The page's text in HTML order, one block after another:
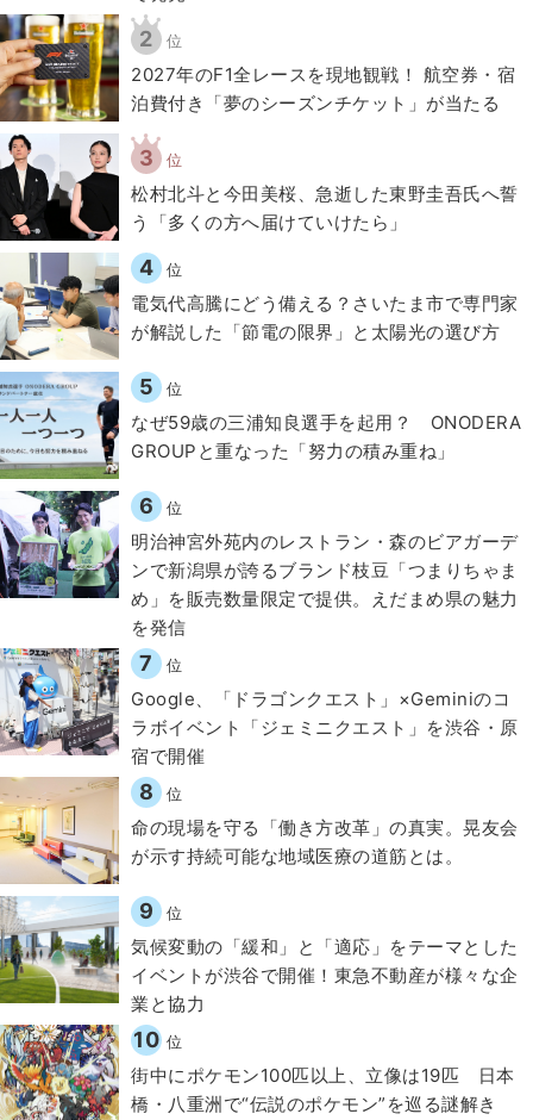
2 位
2027年のF1全レースを現地観戦！ 航空券・宿
泊費付き「夢のシーズンチケット」が当たる
3 位
松村北斗と今田美桜、急逝した東野圭吾氏へ誓
う「多くの方へ届けていけたら」
4 位
電気代高騰にどう備える？さいたま市で専門家
が解説した「節電の限界」と太陽光の選び方
5 位
なぜ59歳の三浦知良選手を起用？ ONODERA
GROUPと重なった「努力の積み重ね」
6 位
明治神宮外苑内のレストラン・森のビアガーデ
ンで新潟県が誇るブランド枝豆「つまりちゃま
め」を販売数量限定で提供。えだまめ県の魅力
を発信
7 位
Google、「ドラゴンクエスト」×Geminiのコ
ラボイベント「ジェミニクエスト」を渋谷・原
宿で開催
8 位
​命の現場を守る「働き方改革」の真実。晃友会
が示す持続可能な地域医療の道筋とは。
9 位
気候変動の「緩和」と「適応」をテーマとした
イベントが渋谷で開催！東急不動産が様々な企
業と協力
10 位
街中にポケモン100匹以上、立像は19匹 日本
橋・八重洲で“伝説のポケモン”を巡る謎解き